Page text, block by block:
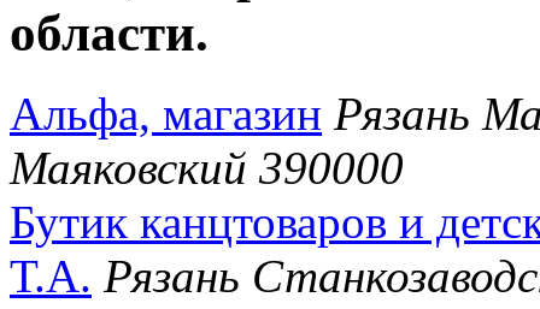
области.
Альфа, магазин Рязань
Маяковский 390000
Бутик канцтоваров и
Т.А. Рязань